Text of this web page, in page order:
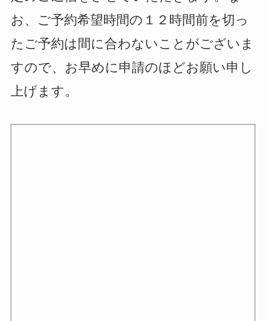
お、ご予約希望時間の１２時間前を切っ
たご予約は間に合わないことがございま
すので、お早めに申請のほどお願い申し
上げます。